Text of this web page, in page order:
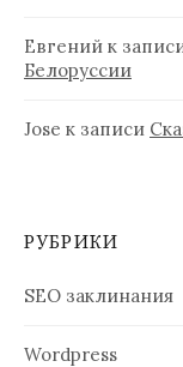
Евгений к
Белоруссии
Jose к записи
РУБРИКИ
SEO заклинания
Wordpress